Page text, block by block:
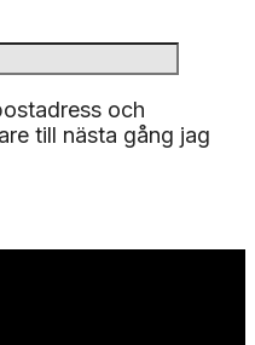
och
till nästa gång jag